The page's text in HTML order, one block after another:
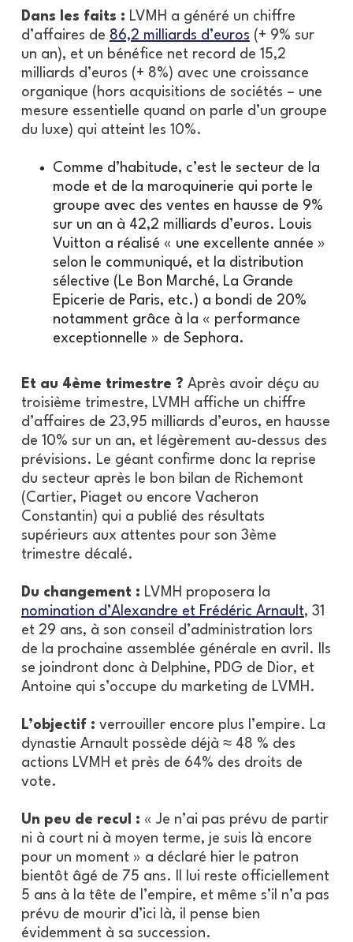
Dans les faits : LVMH a généré un chiffre
d’affaires de 86,2 milliards d’euros (+ 9% sur
un an), et un bénéfice net record de 15,2
milliards d’euros (+ 8%) avec une croissance
organique (hors acquisitions de sociétés – une
mesure essentielle quand on parle d’un groupe
du luxe) qui atteint les 10%.
Comme d’habitude, c’est le secteur de la
mode et de la maroquinerie qui porte le
groupe avec des ventes en hausse de 9%
sur un an à 42,2 milliards d’euros. Louis
Vuitton a réalisé « une excellente année »
selon le communiqué, et la distribution
sélective (Le Bon Marché, La Grande
Epicerie de Paris, etc.) a bondi de 20%
notamment grâce à la « performance
exceptionnelle » de Sephora.
Et au 4ème trimestre ? Après avoir déçu au
troisième trimestre, LVMH affiche un chiffre
d’affaires de 23,95 milliards d’euros, en hausse
de 10% sur un an, et légèrement au-dessus des
prévisions. Le géant confirme donc la reprise
du secteur après le bon bilan de Richemont
(Cartier, Piaget ou encore Vacheron
Constantin) qui a publié des résultats
supérieurs aux attentes pour son 3ème
trimestre décalé.
Du changement : LVMH proposera la
nomination d’Alexandre et Frédéric Arnault, 31
et 29 ans, à son conseil d’administration lors
de la prochaine assemblée générale en avril. Ils
se joindront donc à Delphine, PDG de Dior, et
Antoine qui s’occupe du marketing de LVMH.
L’objectif : verrouiller encore plus l’empire. La
dynastie Arnault possède déjà ≈ 48 % des
actions LVMH et près de 64% des droits de
vote.
Un peu de recul : « Je n’ai pas prévu de partir
ni à court ni à moyen terme, je suis là encore
pour un moment » a déclaré hier le patron
bientôt âgé de 75 ans. Il lui reste officiellement
5 ans à la tête de l’empire, et même s’il n’a pas
prévu de mourir d’ici là, il pense bien
évidemment à sa succession.